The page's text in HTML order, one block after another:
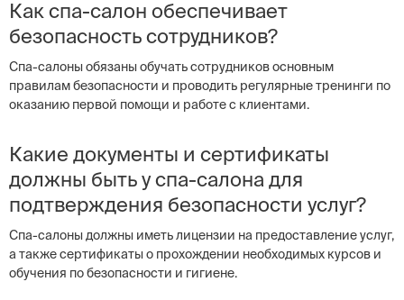
Как спа-салон обеспечивает
безопасность сотрудников?
Спа-салоны обязаны обучать сотрудников основным
правилам безопасности и проводить регулярные тренинги по
оказанию первой помощи и работе с клиентами.
Какие документы и сертификаты
должны быть у спа-салона для
подтверждения безопасности услуг?
Спа-салоны должны иметь лицензии на предоставление услуг,
а также сертификаты о прохождении необходимых курсов и
обучения по безопасности и гигиене.